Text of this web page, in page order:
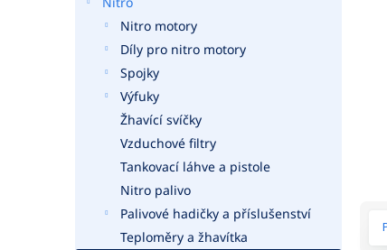
Nitro motory
Díly pro nitro motory
Spojky
Výfuky
Žhavící svíčky
Vzduchové filtry
Tankovací láhve a pistole
Nitro palivo
Palivové hadičky a příslušenství
Teploměry a žhavítka